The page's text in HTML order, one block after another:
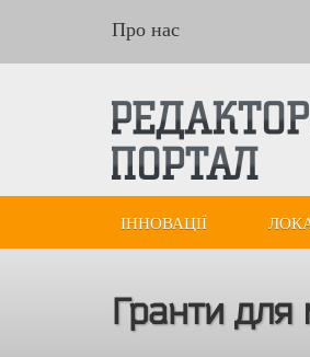
Про нас
ІННОВАЦІЇ
Гранти для